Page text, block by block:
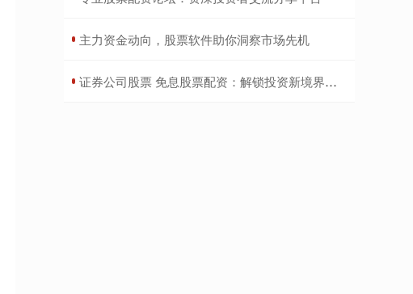
​主力资金动向，股票软件助你洞察市场先机
​证券公司股票 免息股票配资：解锁投资新境界，轻松增值财富